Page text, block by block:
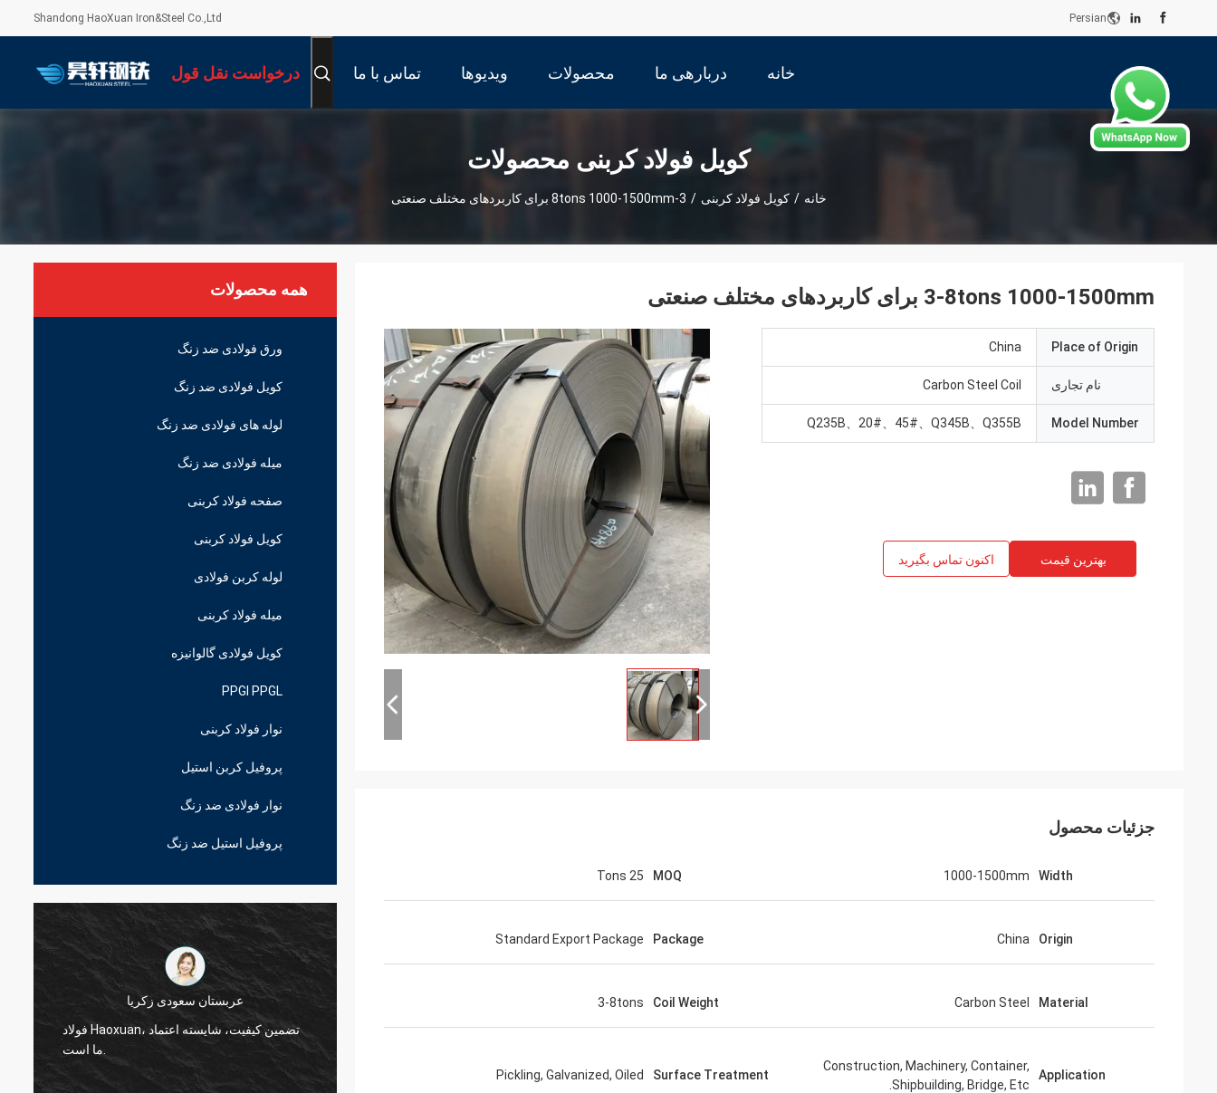
Shandong HaoXuan Iron&Steel Co.,Ltd Persian
خانه دربارهی ما محصولات ویدیوها تماس با ما درخواست نقل قول
کویل فولاد کربنی محصولات
خانه / کویل فولاد کربنی / 3-8tons 1000-1500mm برای کاربردهای مختلف صنعتی
همه محصولات
ورق فولادی ضد زنگ
کویل فولادی ضد زنگ
لوله های فولادی ضد زنگ
میله فولادی ضد زنگ
صفحه فولاد کربنی
کویل فولاد کربنی
لوله کربن فولادی
میله فولاد کربنی
کویل فولادی گالوانیزه
PPGI PPGL
نوار فولاد کربنی
پروفیل کربن استیل
نوار فولادی ضد زنگ
پروفیل استیل ضد زنگ
عربستان سعودی زکریا
فولاد Haoxuan، تضمین کیفیت، شایسته اعتماد
فولاد Haoxuan، تضمین کیفیت، شایسته اعتماد
3-8tons 1000-1500mm برای کاربردهای مختلف صنعتی
Place of Origin
China
نام تجاری Carbon Steel Coil
Model Number
Q235B、20#、45#、Q345B、Q355B
بهترین قیمت اکنون تماس بگیرید
جزئیات محصول
Width
1000-1500mm
MOQ
25 Tons
Origin
China
Package
Standard Export Package
Material
Carbon Steel
Coil Weight
3-8tons
Application
Construction, Machinery, Container,
Shipbuilding, Bridge, Etc.
Surface Treatment
Pickling, Galvanized, Oiled